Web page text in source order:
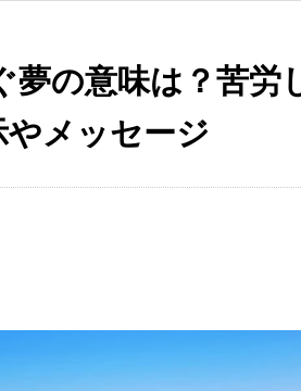
夢の意味は？苦労
やメッセージ